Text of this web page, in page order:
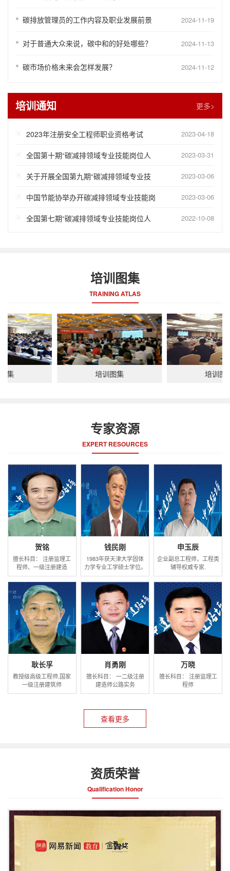
碳排放管理员的工作内容及职业发展前景 2024-11-19
对于普通大众来说，碳中和的好处哪些？ 2024-11-13
碳市场价格未来会怎样发展？ 2024-11-12
培训通知 更多>
2023年注册安全工程师职业资格考试 2023-04-18
全国第十期“碳减排领域专业技能岗位人 2023-03-31
关于开展全国第九期“碳减排领域专业技 2023-03-06
中国节能协举办开碳减排领域专业技能岗 2023-03-06
全国第七期“碳减排领域专业技能岗位人 2022-10-08
培训图集
TRAINING ATLAS
培训图集 培训图集
专家资源
EXPERT RESOURCES
贺铭
擅长科目： 注册监理工
程师、一级注册建造
钱民刚
1983年获天津大学固体
力学专业工学硕士学位。
申玉辰
企业副总工程师，工程类
辅导权威专家.
耿长孚
教授级高级工程师,国家
一级注册建筑师
肖勇刚
擅长科目： 一二级注册
建造师公路实务
万晓
擅长科目： 注册监理工
程师
查看更多
资质荣誉
Qualification Honor